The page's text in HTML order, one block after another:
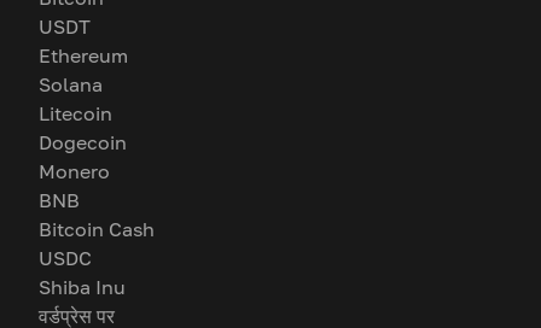
USDT
Ethereum
Solana
Litecoin
Dogecoin
Monero
BNB
Bitcoin Cash
USDC
Shiba Inu
वर्डप्रेस पर